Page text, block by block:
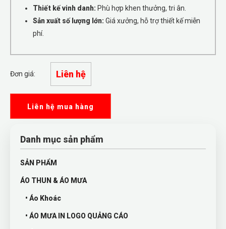
Thiết kế vinh danh: Phù hợp khen thưởng, tri ân.
Sản xuất số lượng lớn: Giá xưởng, hỗ trợ thiết kế miễn
phí.
Đơn giá: Liên hệ
Liên hệ mua hàng
Danh mục sản phẩm
SẢN PHẨM
ÁO THUN & ÁO MƯA
• Áo Khoác
• ÁO MƯA IN LOGO QUẢNG CÁO